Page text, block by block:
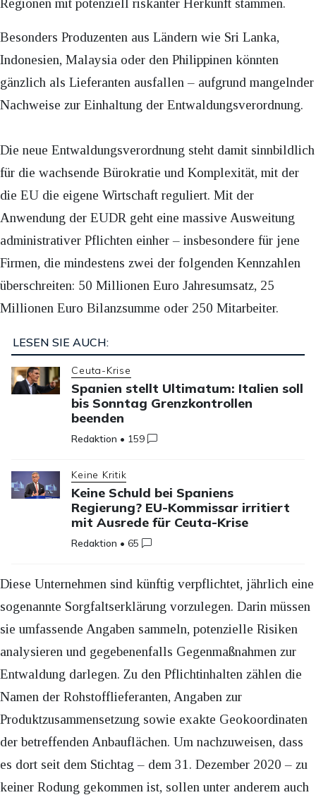
Regionen mit potenziell riskanter Herkunft stammen.
Besonders Produzenten aus Ländern wie Sri Lanka,
Indonesien, Malaysia oder den Philippinen könnten
gänzlich als Lieferanten ausfallen – aufgrund mangelnder
Nachweise zur Einhaltung der Entwaldungsverordnung.
Die neue Entwaldungsverordnung steht damit sinnbildlich
für die wachsende Bürokratie und Komplexität, mit der
die EU die eigene Wirtschaft reguliert. Mit der
Anwendung der EUDR geht eine massive Ausweitung
administrativer Pflichten einher – insbesondere für jene
Firmen, die mindestens zwei der folgenden Kennzahlen
überschreiten: 50 Millionen Euro Jahresumsatz, 25
Millionen Euro Bilanzsumme oder 250 Mitarbeiter.
LESEN SIE AUCH:
Ceuta-Krise
Spanien stellt Ultimatum: Italien soll
bis Sonntag Grenzkontrollen
beenden
Redaktion • 159
Keine Kritik
Keine Schuld bei Spaniens
Regierung? EU-Kommissar irritiert
mit Ausrede für Ceuta-Krise
Redaktion •65
Diese Unternehmen sind künftig verpflichtet, jährlich eine
sogenannte Sorgfaltserklärung vorzulegen. Darin müssen
sie umfassende Angaben sammeln, potenzielle Risiken
analysieren und gegebenenfalls Gegenmaßnahmen zur
Entwaldung darlegen. Zu den Pflichtinhalten zählen die
Namen der Rohstofflieferanten, Angaben zur
Produktzusammensetzung sowie exakte Geokoordinaten
der betreffenden Anbauflächen. Um nachzuweisen, dass
es dort seit dem Stichtag – dem 31. Dezember 2020 – zu
keiner Rodung gekommen ist, sollen unter anderem auch